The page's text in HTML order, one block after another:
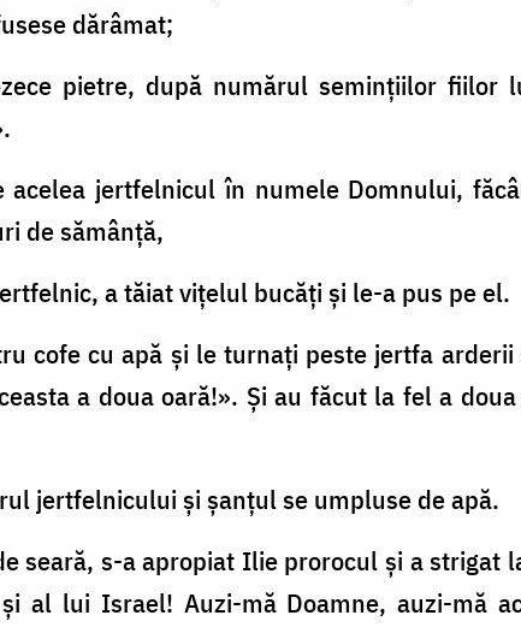
dărâmat;
pietre, după numărul seminţiilor fiilor
jertfelnicul în numele Domnului,
de sămânţă,
a tăiat viţelul bucăţi şi le-a pus pe el.
cofe cu apă şi le turnaţi peste jertfa
a doua oară!». Şi au făcut la fel a
jertfelnicului şi şanţul se umpluse de apă.
seară, s-a apropiat Ilie prorocul şi a strigat
al lui Israel! Auzi-mă Doamne, auzi-mă